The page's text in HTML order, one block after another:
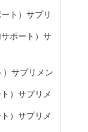
ト）サプリ
ポート）サ
サプリメン
）サプリメ
）サプリメ